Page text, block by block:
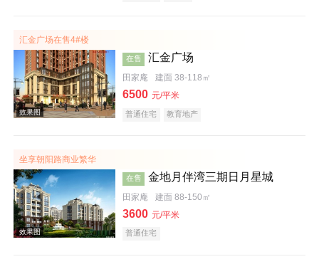
效果图
效果图
汇金广场在售4#楼
在售 汇金广场
田家庵 建面 38-118㎡
6500 元/平米
普通住宅 教育地产
坐享朝阳路商业繁华
在售 金地月伴湾三期日月星城
田家庵 建面 88-150㎡
3600 元/平米
普通住宅